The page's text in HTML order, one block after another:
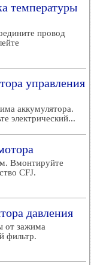
температуры
провод
управления
аккумулятора.
электрический...
Вмонтируйте
CFJ.
давления
от зажима
фильтр.